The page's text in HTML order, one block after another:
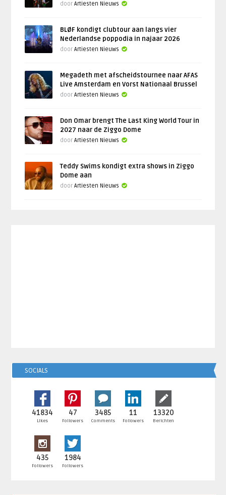
doorArtiesten Nieuws
BLØF kondigt clubtour aan langs vier
Nederlandse poppodia in najaar 2026
doorArtiesten Nieuws
Megadeth met afscheidstournee naar AFAS
Live Amsterdam en Vorst Nationaal Brussel
doorArtiesten Nieuws
Don Omar brengt The Last King World Tour in
2027 naar de Ziggo Dome
doorArtiesten Nieuws
Teddy Swims kondigt extra shows in Ziggo
Dome aan
doorArtiesten Nieuws
SOCIALS
41834
Likes
47
Followers
3485
Comments
11
Followers
13320
Berichten
435
Followers
1984
Followers